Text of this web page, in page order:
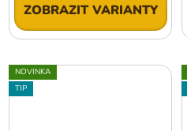
ZOBRAZIT VARIANTY
NOVINKA
TIP